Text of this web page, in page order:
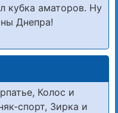
кубка аматоров. Ну
Днепра!
Колос и
спорт, Зирка и